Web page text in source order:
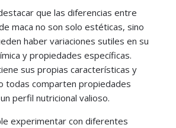
que las diferencias entre
maca no son solo estéticas, sino
haber variaciones sutiles en su
y propiedades específicas.
sus propias características y
todas comparten propiedades
perfil nutricional valioso.
experimentar con diferentes